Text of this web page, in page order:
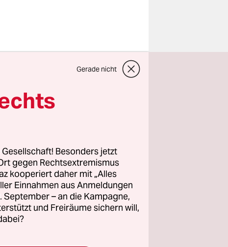
Dies teilte
auf die
kommen
den
Gerade nicht
Besonders jetzt
gegen Rechtsextremismus
kooperiert daher mit „Alles
Einnahmen aus Anmeldungen
September – an die Kampagne,
und Freiräume sichern will,